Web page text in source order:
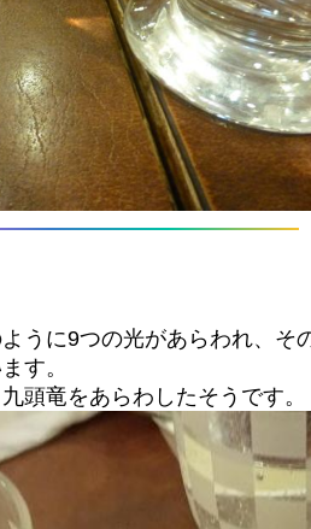
うに9つの光があらわれ、そ
す。
頭竜をあらわしたそうです。